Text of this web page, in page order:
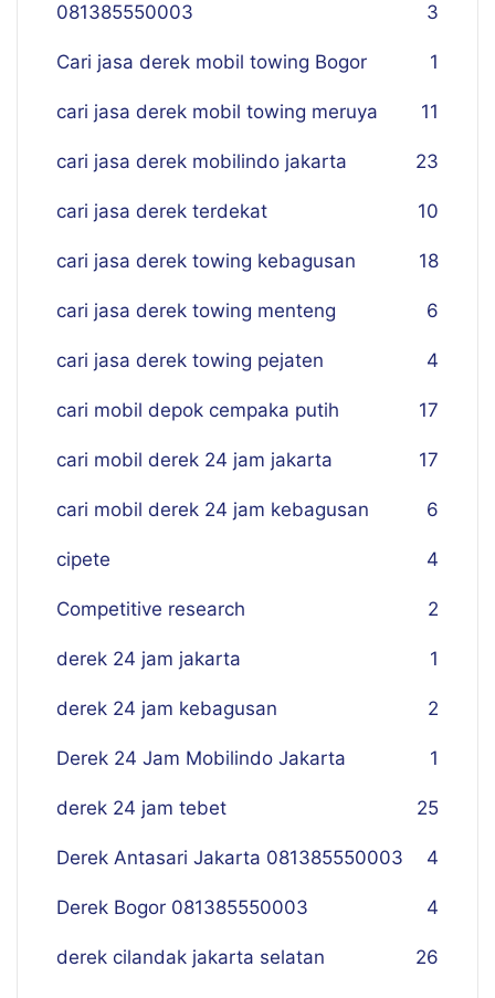
081385550003 3
Cari jasa derek mobil towing Bogor 1
cari jasa derek mobil towing meruya 11
cari jasa derek mobilindo jakarta 23
cari jasa derek terdekat 10
cari jasa derek towing kebagusan 18
cari jasa derek towing menteng 6
cari jasa derek towing pejaten 4
cari mobil depok cempaka putih 17
cari mobil derek 24 jam jakarta 17
cari mobil derek 24 jam kebagusan 6
cipete 4
Competitive research 2
derek 24 jam jakarta 1
derek 24 jam kebagusan 2
Derek 24 Jam Mobilindo Jakarta 1
derek 24 jam tebet 25
Derek Antasari Jakarta 081385550003 4
Derek Bogor 081385550003 4
derek cilandak jakarta selatan 26